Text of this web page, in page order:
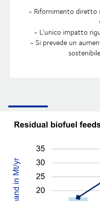
- Rifornimento diretto
- L'unico impatto
- Si prevede un